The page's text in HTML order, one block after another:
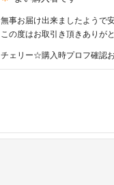
無事お届け出来ましたようで
この度はお取引き頂きありが
チェリー☆購入時プロフ確認